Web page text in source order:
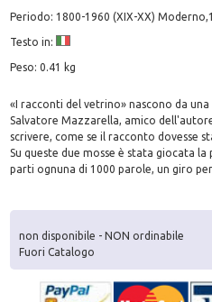
Periodo: 1800-1960 (XIX-XX)
Testo in:
Peso: 0.41 kg
«I racconti del vetrino» nascono da una
Salvatore Mazzarella, amico
scrivere, come se il racconto dovesse
Su queste due mosse è stata giocata
parti ognuna di 1000 parole, un giro
non disponibile - NON ordinabile
Fuori Catalogo